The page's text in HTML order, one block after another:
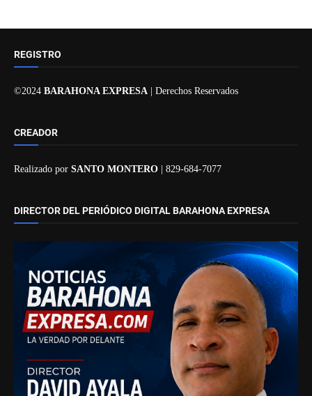
REGISTRO
©2024 BARAHONA EXPRESA | Derechos Reservados
CREADOR
Realizado por SANTO MONTERO | 829-684-7077
DIRECTOR DEL PERIÓDICO DIGITAL BARAHONA EXPRESA